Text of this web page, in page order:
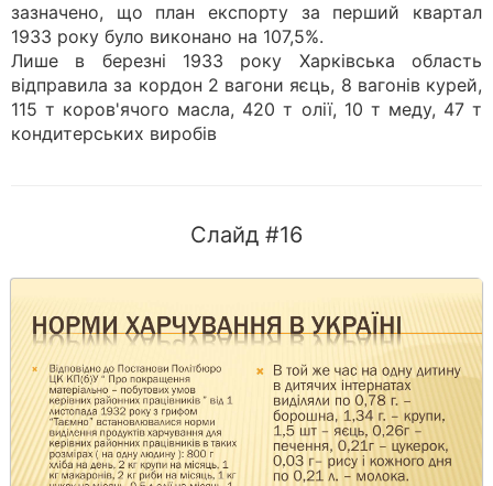
зазначено, що план експорту за перший квартал
1933 року було виконано на 107,5%.
Лише в березні 1933 року Харківська область
відправила за кордон 2 вагони яєць, 8 вагонів курей,
115 т коров'ячого масла, 420 т олії, 10 т меду, 47 т
кондитерських виробів
Слайд #16